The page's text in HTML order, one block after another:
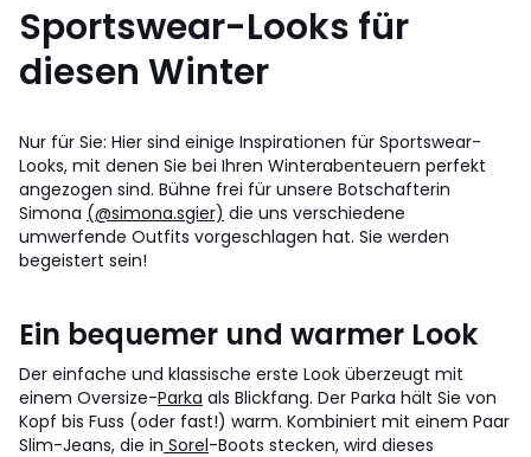
Sportswear-Looks für
diesen Winter
Nur für Sie: Hier sind einige Inspirationen für Sportswear-
Looks, mit denen Sie bei Ihren Winterabenteuern perfekt
angezogen sind. Bühne frei für unsere Botschafterin
Simona (@simona.sgier) die uns verschiedene
umwerfende Outfits vorgeschlagen hat. Sie werden
begeistert sein!
Ein bequemer und warmer Look
Der einfache und klassische erste Look überzeugt mit
einem Oversize-Parka als Blickfang. Der Parka hält Sie von
Kopf bis Fuss (oder fast!) warm. Kombiniert mit einem Paar
Slim-Jeans, die in Sorel-Boots stecken, wird dieses